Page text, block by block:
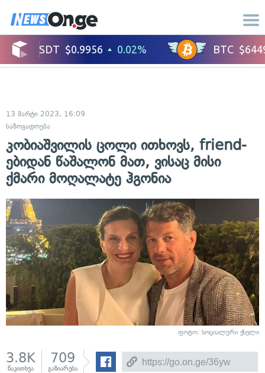
13 მარტი 2023, 16:09
საზოგადოება
კობიაშვილის ცოლი ითხოვს, friend-
ებიდან წაშალონ მათ, ვისაც მისი
ქმარი მოღალატე ჰგონია
ფოტო: სოციალური ქსელი
3.8K
წაკითხვა
709
გაზიარება